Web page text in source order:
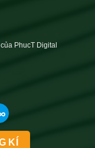
PhucT Digital